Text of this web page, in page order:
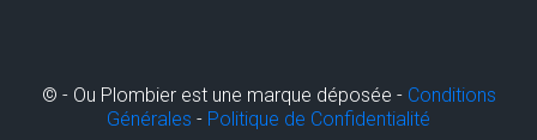
© - Ou Plombier est une marque déposée - Conditions
Générales - Politique de Confidentialité